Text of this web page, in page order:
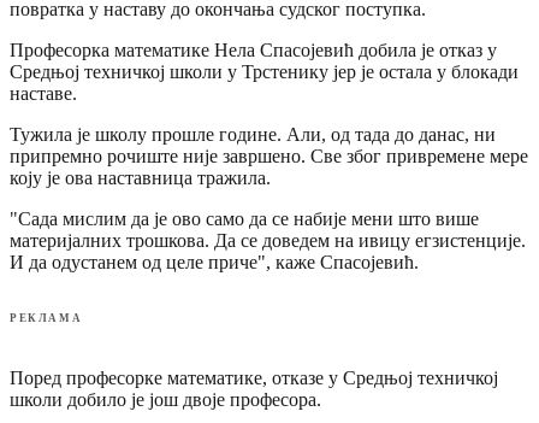
повратка у наставу до окончања судског поступка.
Професорка математике Нела Спасојевић добила је отказ у
Средњој техничкој школи у Трстенику јер је остала у блокади
наставе.
Тужила је школу прошле године. Али, од тада до данас, ни
припремно рочиште није завршено. Све због привремене мере
коју је ова наставница тражила.
"Сада мислим да је ово само да се набије мени што више
материјалних трошкова. Да се доведем на ивицу егзистенције.
И да одустанем од целе приче", каже Спасојевић.
РЕКЛАМА
Поред професорке математике, отказе у Средњој техничкој
школи добило је још двоје професора.